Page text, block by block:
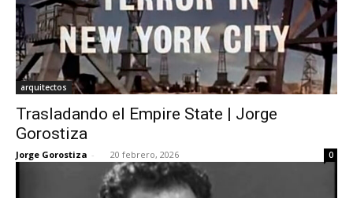
arquitectos
Trasladando el Empire State | Jorge
Gorostiza
Jorge Gorostiza - 20 febrero, 2026 0